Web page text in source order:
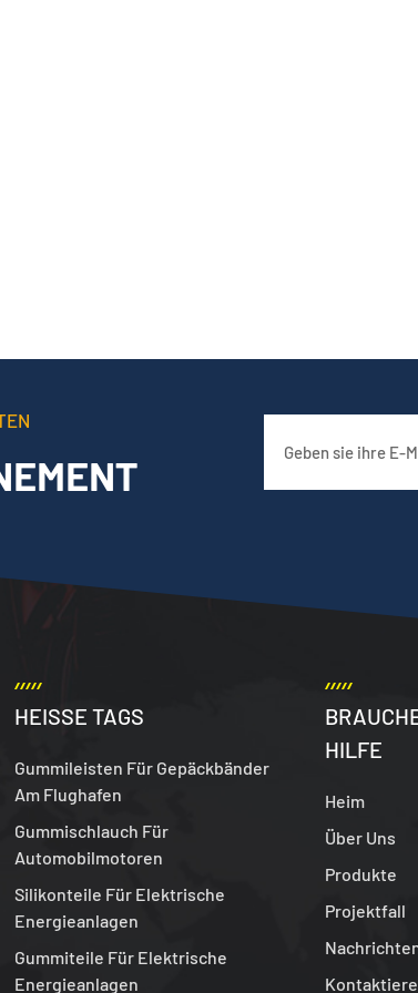
HEISSE TAGS
Gummileisten Für Gepäckbänder
Am Flughafen
Gummischlauch Für
Automobilmotoren
Silikonteile Für Elektrische
Energieanlagen
Gummiteile Für Elektrische
Energieanlagen
HILFE
Heim
Über Uns
Produkte
Projektfall